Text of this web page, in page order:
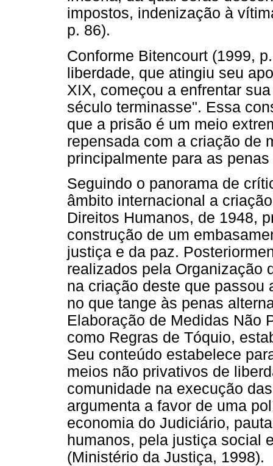
impostos, indenização à
p. 86).
Conforme Bitencourt (1999,
liberdade, que atingiu seu
XIX, começou a enfrentar
século terminasse". Essa
que a prisão é um meio
repensada com a criação de
principalmente para as
Seguindo o panorama de
âmbito internacional a
Direitos Humanos, de 1948,
construção de um
justiça e da paz.
realizados pela Organização
na criação deste que passou
no que tange às penas
Elaboração de Medidas Não
como Regras de Tóquio,
Seu conteúdo estabelece
meios não privativos de
comunidade na execução
argumenta a favor de uma
economia do Judiciário,
humanos, pela justiça social
(Ministério da Justiça, 1998).